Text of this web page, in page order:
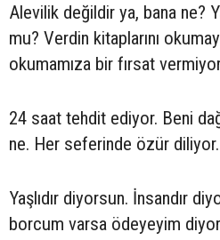
Alevilik değildir ya, bana ne?
mu? Verdin kitaplarını
okumamıza bir fırsat
24 saat tehdit ediyor. Beni
ne. Her seferinde özür diliyor.
Yaşlıdır diyorsun. İnsandır
borcum varsa ödeyeyim